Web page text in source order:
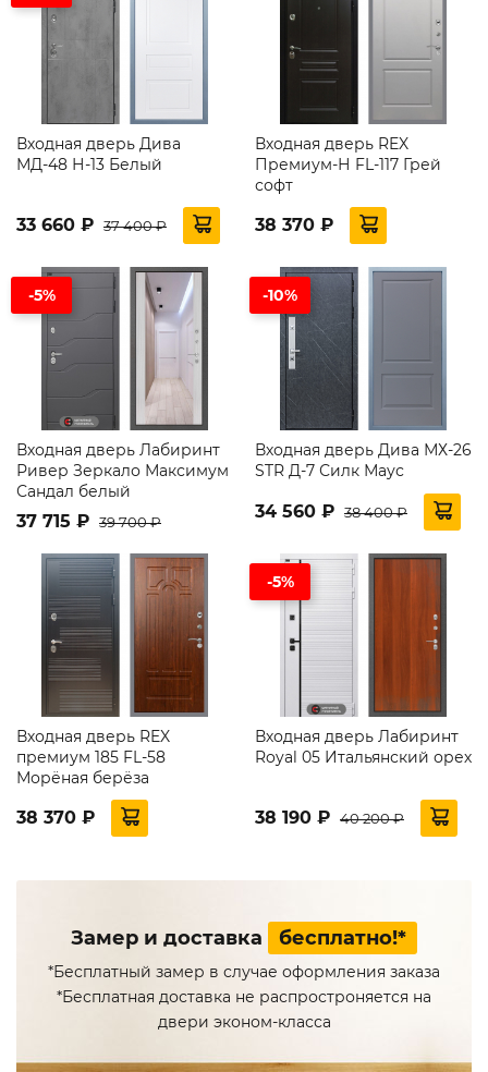
Входная дверь Дива
МД-48 Н-13 Белый
33 660 ₽ 37 400 ₽
Входная дверь REX
Премиум-Н FL-117 Грей
софт
38 370 ₽
-5%
Входная дверь Лабиринт
Ривер Зеркало Максимум
Сандал белый
37 715 ₽ 39 700 ₽
-10%
Входная дверь Дива МХ-26
STR Д-7 Силк Маус
34 560 ₽ 38 400 ₽
Входная дверь REX
премиум 185 FL-58
Морёная берёза
38 370 ₽
-5%
Входная дверь Лабиринт
Royal 05 Итальянский орех
38 190 ₽ 40 200 ₽
Замер и доставка бесплатно!*
*Бесплатный замер в случае оформления заказа
*Бесплатная доставка не распростроняется на
двери эконом-класса